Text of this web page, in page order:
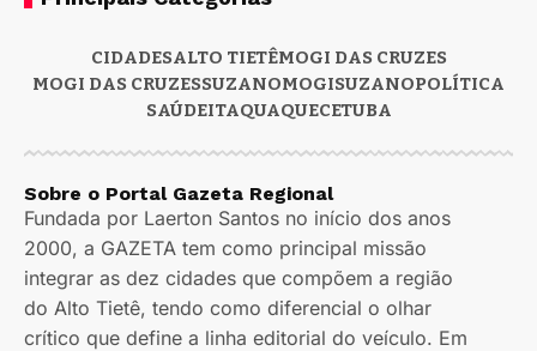
CIDADESALTO TIETÊMOGI DAS CRUZES
MOGI DAS CRUZESSUZANOMOGISUZANOPOLÍTICA
SAÚDEITAQUAQUECETUBA
Sobre o Portal Gazeta Regional
Fundada por Laerton Santos no início dos anos
2000, a GAZETA tem como principal missão
integrar as dez cidades que compõem a região
do Alto Tietê, tendo como diferencial o olhar
crítico que define a linha editorial do veículo. Em